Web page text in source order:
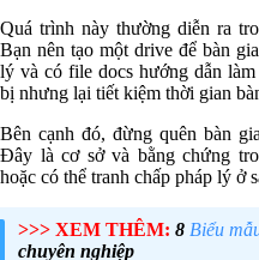
Quá trình này thường diễn ra
Bạn nên tạo một drive để bàn
lý và có file docs hướng dẫn
bị nhưng lại tiết kiệm thời gian
Bên cạnh đó, đừng quên bàn
Đây là cơ sở và bằng chứng
hoặc có thể tranh chấp pháp lý ở
>>> XEM THÊM: 8 Biểu
chuyên nghiệp